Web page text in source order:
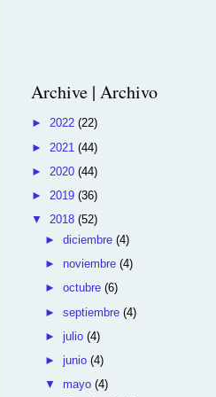
Archive | Archivo
► 2022 (22)
► 2021 (44)
► 2020 (44)
► 2019 (36)
▼ 2018 (52)
►diciembre(4)
► noviembre(4)
►octubre(6)
►septiembre(4)
►julio(4)
►junio(4)
▼ mayo(4)